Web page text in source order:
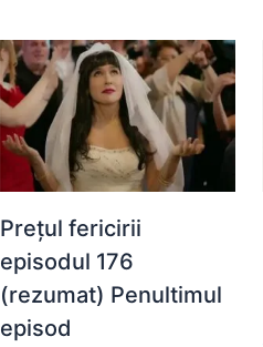
Prețul fericirii
episodul 176
(rezumat) Penultimul
episod